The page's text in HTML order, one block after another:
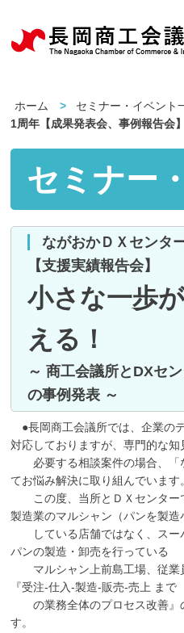
ホーム セミナー・イベント
1周年【成果発表会、事例報告会】
セミナー
ながおかＤＸセンター 設立１周年記念事業
【支援実績報告会】
小さな一歩
える！
～ 商工会議所とDXセ
の事例発表 ～
●長岡商工会議所では、企業の
対応しておりますが、専門的な知
必要する相談案件の場合、「
てお悩み解決に取り組んでいます
この度、当所とＤＸセンター
製造業のマルシャン（パンを製造
している店舗ではなく、スー
パンの製造・卸売を行っている
マルシャン上前島工場、従業
『受注‐仕入‐製造‐販売‐売上 まで
の業務全体のプロセス改善』
す。